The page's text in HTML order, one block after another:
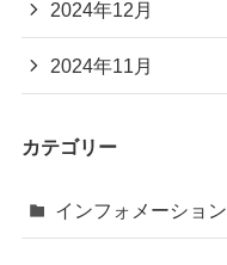
2024年12月
2024年11月
カテゴリー
インフォメーション